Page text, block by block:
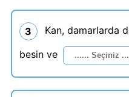
3
Kan, damarlarda
besin ve